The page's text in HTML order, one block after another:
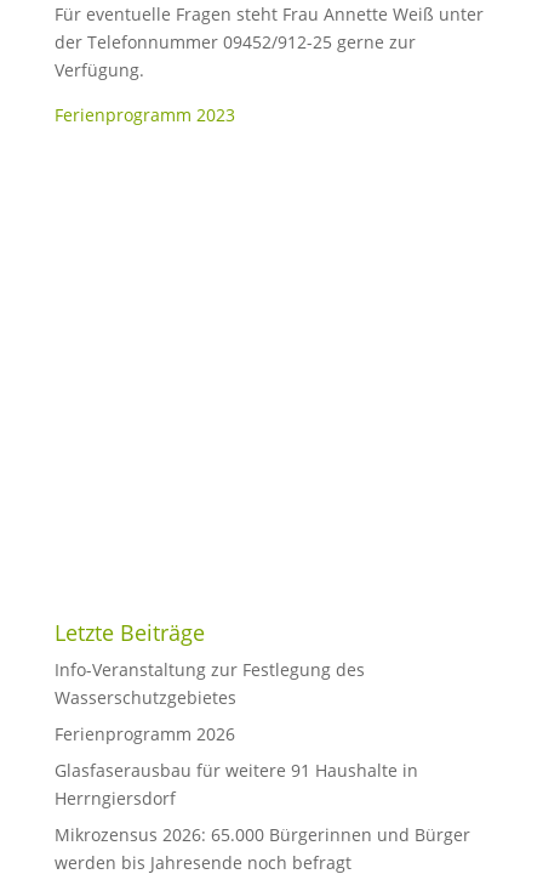
Für eventuelle Fragen steht Frau Annette Weiß unter
der Telefonnummer 09452/912-25 gerne zur
Verfügung.
Ferienprogramm 2023
Letzte Beiträge
Info-Veranstaltung zur Festlegung des
Wasserschutzgebietes
Ferienprogramm 2026
Glasfaserausbau für weitere 91 Haushalte in
Herrngiersdorf
Mikrozensus 2026: 65.000 Bürgerinnen und Bürger
werden bis Jahresende noch befragt